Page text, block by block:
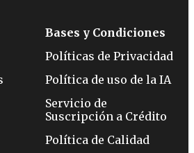
Bases y Condiciones
Políticas de Privacidad
Política de uso de la IA
Servicio de
Suscripción a Crédito
Política de Calidad